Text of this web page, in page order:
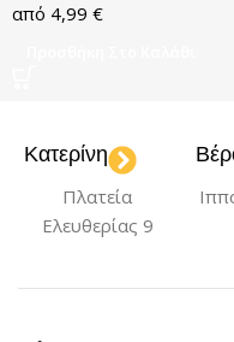
4,99 €
Κατερίνη
Πλατεία
Ελευθερίας 9